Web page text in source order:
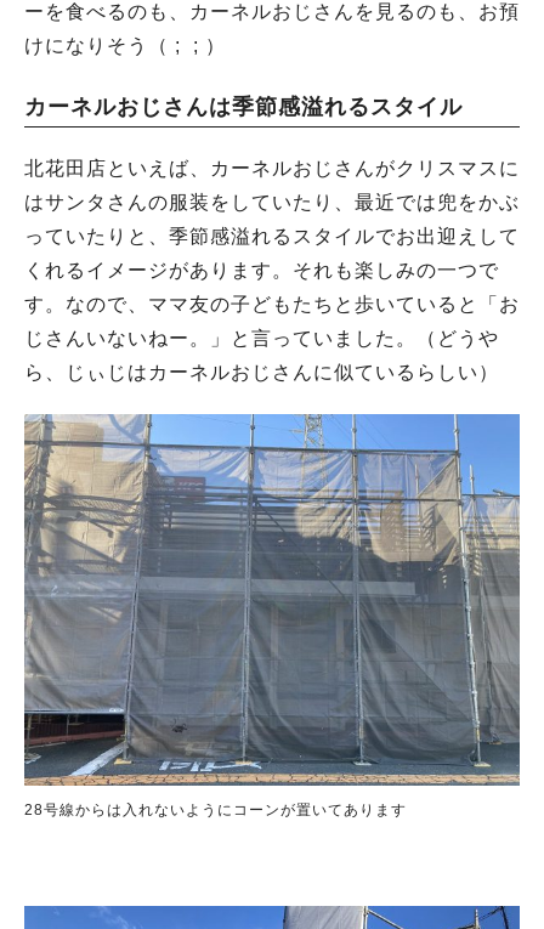
ーを食べるのも、カーネルおじさんを見るのも、お預
けになりそう（ ; ; ）
カーネルおじさんは季節感溢れるスタイル
北花田店といえば、カーネルおじさんがクリスマスに
はサンタさんの服装をしていたり、最近では兜をかぶ
っていたりと、季節感溢れるスタイルでお出迎えして
くれるイメージがあります。それも楽しみの一つで
す。なので、ママ友の子どもたちと歩いていると「お
じさんいないねー。」と言っていました。（どうや
ら、じぃじはカーネルおじさんに似ているらしい）
28号線からは入れないようにコーンが置いてあります